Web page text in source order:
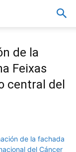
de la
Feixas
central del